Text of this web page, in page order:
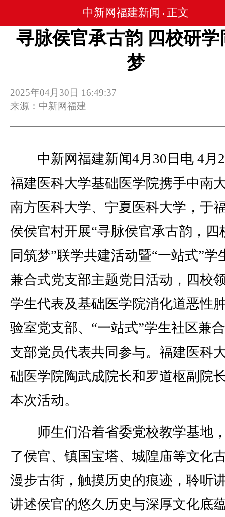
中新网福建新闻 • 正文
寻脉侯官承古韵 四校研学
梦
2025年04月30日 16:49:37
来源：中新网福建
中新网福建新闻4月30日电 4月
福建医科大学基础医学院携手中南
南方医科大学、宁夏医科大学，于
侯侯官村开展“寻脉侯官承古韵，四
同筑梦”联学共建活动暨“一站式”学
兼合式党支部主题党日活动，四校
学生代表及基础医学院消化道恶性
验室党支部、“一站式”学生社区兼
支部党员代表共同参与。福建医科
础医学院陶武成院长和罗道枢副院
本次活动。
师生们沿着省委党校教学基地
了侯官、镇国宝塔、城隍庙等文化
漫步古街，触摸历史的痕迹，聆听
讲述侯官的悠久历史与深厚文化底